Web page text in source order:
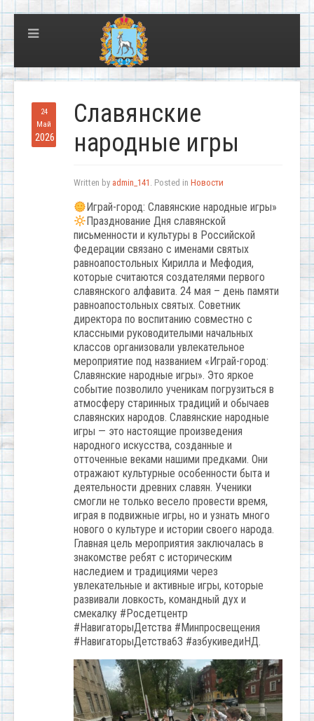
24
Май
2026
Славянские
народные игры
Written by admin_141 . Posted in Новости
Играй-город: Славянские народные игры»
Празднование Дня славянской
письменности и культуры в Российской
Федерации связано с именами святых
равноапостольных Кирилла и Мефодия,
которые считаются создателями первого
славянского алфавита. 24 мая – день памяти
равноапостольных святых. Советник
директора по воспитанию совместно с
классными руководителыми начальных
классов организовали увлекательное
мероприятие под названием «Играй-город:
Славянские народные игры». Это яркое
событие позволило ученикам погрузиться в
атмосферу старинных традиций и обычаев
славянских народов. Славянские народные
игры — это настоящие произведения
народного искусства, созданные и
отточенные веками нашими предками. Они
отражают культурные особенности быта и
деятельности древних славян. Ученики
смогли не только весело провести время,
играя в подвижные игры, но и узнать много
нового о культуре и истории своего народа.
Главная цель мероприятия заключалась в
знакомстве ребят с историческим
наследием и традициями через
увлекательные и активные игры, которые
развивали ловкость, командный дух и
смекалку #Росдетцентр
#НавигаторыДетства #Минпросвещения
#НавигаторыДетства63 #азбукиведиНД.